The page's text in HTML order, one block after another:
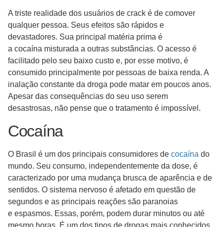
A triste realidade dos usuários de crack é de comover
qualquer pessoa. Seus efeitos são rápidos e
devastadores. Sua principal matéria prima é
a cocaína misturada a outras substâncias. O acesso é
facilitado pelo seu baixo custo e, por esse motivo, é
consumido principalmente por pessoas de baixa renda. A
inalação constante da droga pode matar em poucos anos.
Apesar das consequências do seu uso serem
desastrosas, não pense que o tratamento é impossível.
Cocaína
O Brasil é um dos principais consumidores de cocaína do
mundo. Seu consumo, independentemente da dose, é
caracterizado por uma mudança brusca de aparência e de
sentidos. O sistema nervoso é afetado em questão de
segundos e as principais reações são paranoias
e espasmos. Essas, porém, podem durar minutos ou até
mesmo horas. É um dos tipos de drogas mais conhecidos